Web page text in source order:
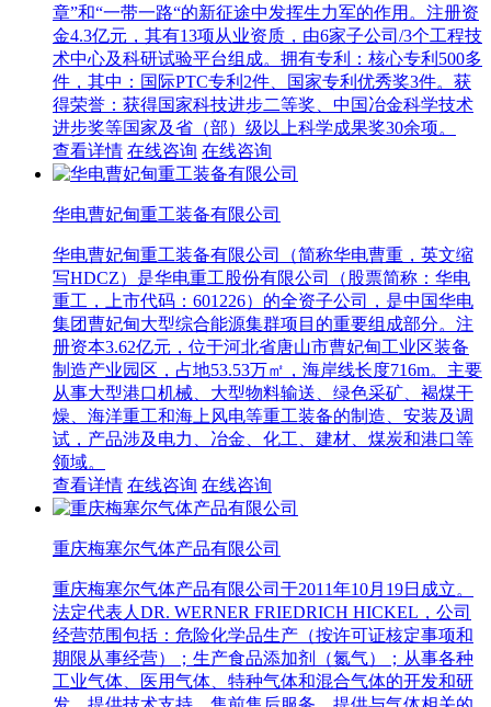
章”和“一带一路“的新征途中发挥生力军的作用。注册资
金4.3亿元，其有13项从业资质，由6家子公司/3个工程技
术中心及科研试验平台组成。拥有专利：核心专利500多
件，其中：国际PTC专利2件、国家专利优秀奖3件。获
得荣誉：获得国家科技进步二等奖、中国冶金科学技术
进步奖等国家及省（部）级以上科学成果奖30余项。
查看详情 在线咨询 在线咨询
华电曹妃甸重工装备有限公司
华电曹妃甸重工装备有限公司（简称华电曹重，英文缩
写HDCZ）是华电重工股份有限公司（股票简称：华电
重工，上市代码：601226）的全资子公司，是中国华电
集团曹妃甸大型综合能源集群项目的重要组成部分。注
册资本3.62亿元，位于河北省唐山市曹妃甸工业区装备
制造产业园区，占地53.53万㎡，海岸线长度716m。主要
从事大型港口机械、大型物料输送、绿色采矿、褐煤干
燥、海洋重工和海上风电等重工装备的制造、安装及调
试，产品涉及电力、冶金、化工、建材、煤炭和港口等
领域。
查看详情 在线咨询 在线咨询
重庆梅塞尔气体产品有限公司
重庆梅塞尔气体产品有限公司于2011年10月19日成立。
法定代表人DR. WERNER FRIEDRICH HICKEL，公司
经营范围包括：危险化学品生产（按许可证核定事项和
期限从事经营）；生产食品添加剂（氮气）；从事各种
工业气体、医用气体、特种气体和混合气体的开发和研